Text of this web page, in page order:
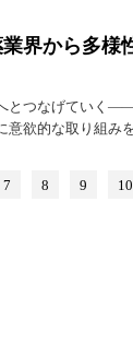
界から多様
とつなげていく
欲的な取り組み
7 8 9 10